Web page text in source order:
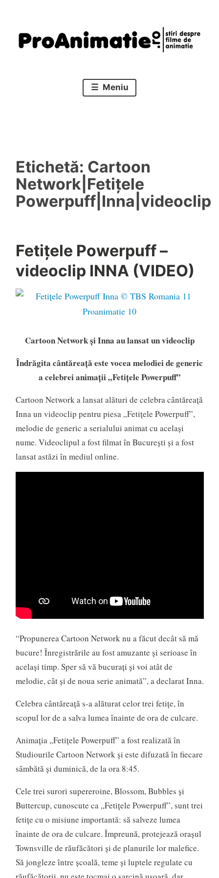
conținut
Proanimatie
Meniu
Etichetă: Cartoon
Network|Fetițele
Powerpuff|Inna|videoclip
Fetiţele Powerpuff –
videoclip INNA (VIDEO)
Cartoon Network şi Inna au lansat un videoclip
Îndrăgita cântăreaţă este vocea melodiei de generic
a celebrei animaţii „Fetițele Powerpuff”
Cartoon Network a lansat alături de celebra cântăreaţă
Inna un videoclip pentru piesa „Fetițele Powerpuff”,
melodie de generic a serialului animat cu acelaşi
nume. Videoclipul a fost filmat în Bucureşti şi a fost
lansat astăzi în mediul online.
“Propunerea Cartoon Network nu a făcut decât să mă
bucure! Înregistrările au fost amuzante şi serioase în
acelaşi timp. Sper să vă bucuraţi şi voi atât de
melodie, cât şi de noua serie animată”, a declarat Inna.
Celebra cântăreaţă s-a alăturat celor trei fetiţe, în
scopul lor de a salva lumea înainte de ora de culcare.
Animaţia „Fetițele Powerpuff” a fost realizată în
Studiourile Cartoon Network și este difuzată în fiecare
sâmbătă şi duminică, de la ora 8:45.
Cele trei surori supereroine, Blossom, Bubbles și
Buttercup, cunoscute ca „Fetițele Powerpuff”, sunt trei
fetițe cu o misiune importantă: să salveze lumea
înainte de ora de culcare. Împreună, protejează orașul
Townsville de răufăcători și de planurile lor malefice.
Să jongleze între școală, teme și luptele regulate cu